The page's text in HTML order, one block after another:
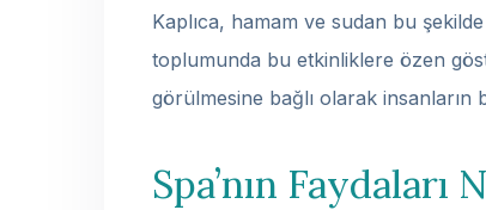
Kaplıca, hamam ve sudan bu
toplumunda bu etkinliklere özen
görülmesine bağlı olarak insanların
Spa’nın Faydaları